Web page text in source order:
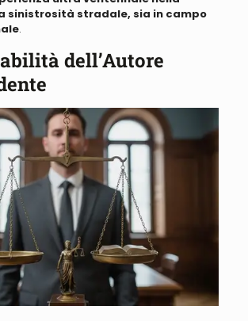
sinistrosità stradale, sia in campo
.
dell’Autore